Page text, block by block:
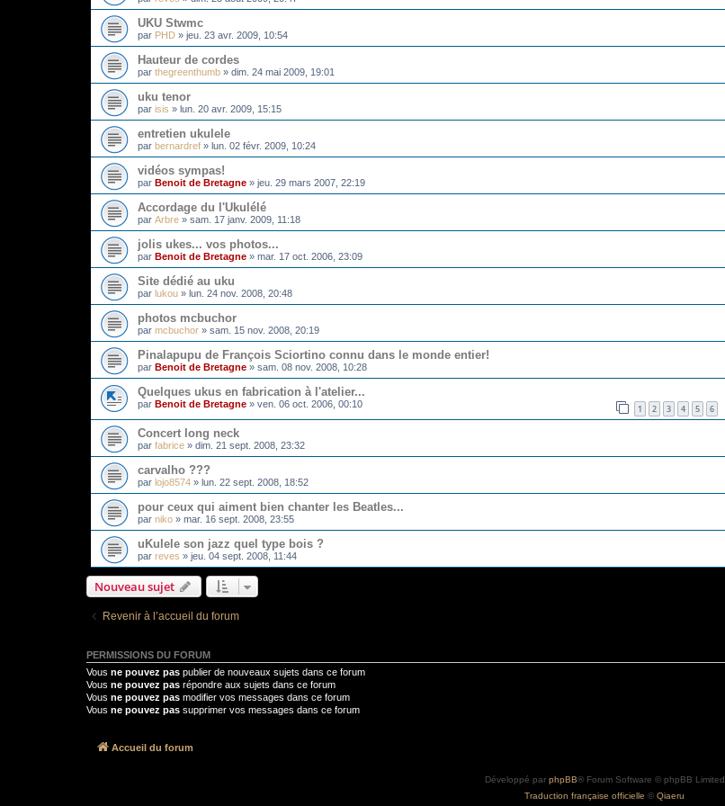
UKU Stwmc
par PHD » jeu. 23 avr. 2009, 10:54
Hauteur de cordes
par thegreenthumb » dim. 24 mai 2009, 19:01
uku tenor
par isis » lun. 20 avr. 2009, 15:15
entretien ukulele
par bernardref » lun. 02 févr. 2009, 10:24
vidéos sympas!
par Benoit de Bretagne » jeu. 29 mars 2007, 22:19
Accordage du l'Ukulélé
par Arbre » sam. 17 janv. 2009, 11:18
jolis ukes... vos photos...
par Benoit de Bretagne » mar. 17 oct. 2006, 23:09
Site dédié au uku
par lukou » lun. 24 nov. 2008, 20:48
photos mcbuchor
par mcbuchor » sam. 15 nov. 2008, 20:19
Pinalapupu de François Sciortino connu dans le monde entier!
par Benoit de Bretagne » sam. 08 nov. 2008, 10:28
Quelques ukus en fabrication à l'atelier...
par Benoit de Bretagne » ven. 06 oct. 2006, 00:10 1 2 3 4 5 6
Concert long neck
par fabrice » dim. 21 sept. 2008, 23:32
carvalho ???
par lojo8574 » lun. 22 sept. 2008, 18:52
pour ceux qui aiment bien chanter les Beatles...
par niko » mar. 16 sept. 2008, 23:55
uKulele son jazz quel type bois ?
par reves » jeu. 04 sept. 2008, 11:44
Nouveau sujet
Revenir à l’accueil du forum
PERMISSIONS DU FORUM
Vous ne pouvez pas publier de nouveaux sujets dans ce forum
Vous ne pouvez pas répondre aux sujets dans ce forum
Vous ne pouvez pas modifier vos messages dans ce forum
Vous ne pouvez pas supprimer vos messages dans ce forum
Accueil du forum
Développé par phpBB® Forum Software © phpBB Limited
Traduction française officielle © Qiaeru